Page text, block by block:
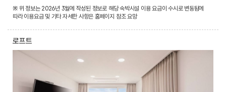
※ 위 정보는 2026년 3월에 작성된 정보로 해당 숙박시설 이용 요금이 수시로 변동됨에
따라 이용요금 및 기타 자세한 사항은 홈페이지 참조 요망
로프트